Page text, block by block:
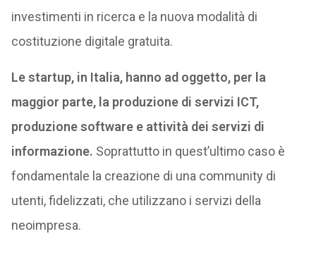
investimenti in ricerca e la nuova modalità di
costituzione digitale gratuita.
Le startup, in Italia, hanno ad oggetto, per la
maggior parte, la produzione di servizi ICT,
produzione software e attività dei servizi di
informazione. Soprattutto in quest’ultimo caso è
fondamentale la creazione di una community di
utenti, fidelizzati, che utilizzano i servizi della
neoimpresa.